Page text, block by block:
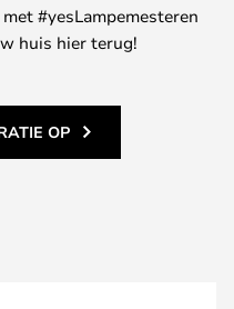
#yesLampemesteren
huis hier terug!
OP